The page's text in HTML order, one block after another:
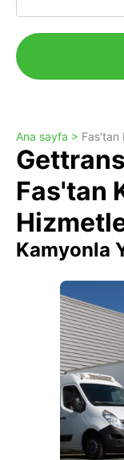
Ana sayfa > Fas'tan
Fas'tan
Kamyonla